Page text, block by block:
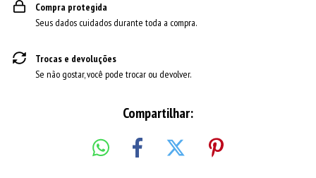
Compra protegida
Seus dados cuidados durante toda a compra.
Trocas e devoluções
Se não gostar, você pode trocar ou devolver.
Compartilhar: